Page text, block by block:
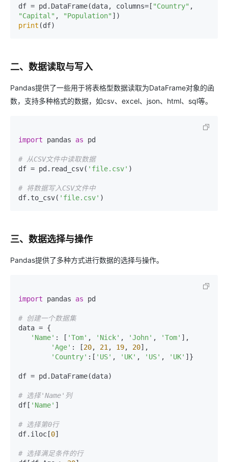
df = pd.DataFrame(data, columns=[ "Country"
"Capital" , "Population"
print
二、数据读取与写入
Pandas提供了一些用于将表格型数据读取为DataFrame对象的函
数，支持多种格式的数据，如csv、excel、json、html、sql等。
import pandas as pd
# 从CSV文件中读取数据
df = pd.read_csv( 'file.csv' )
# 将数据写入CSV文件中
df.to_csv( 'file.csv'
三、数据选择与操作
Pandas提供了多种方式进行数据的选择与操作。
import pandas as pd
# 创建一个数据集
data = {
'Name' : [ 'Tom' , 'Nick' , 'John' , 'Tom' ],
'Age' : [20, 21 , 19, 20],
'Country' :[ 'US' , 'UK' , 'US' , 'UK' ]}
df = pd.DataFrame(data)
# 选择'Name'列
df[ 'Name' ]
# 选择第0行
df.iloc[0]
# 选择满足条件的行